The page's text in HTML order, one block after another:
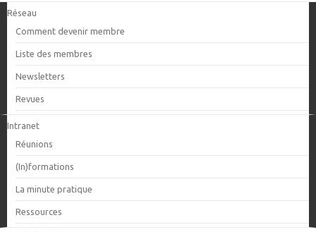
Réseau
Comment devenir membre
Liste des membres
Newsletters
Revues
Intranet
Réunions
(In)formations
La minute pratique
Ressources